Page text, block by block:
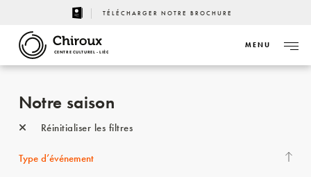
TÉLÉCHARGER NOTRE BROCHURE
CENTRE CULTUREL - LIÈGE
MENU
Notre saison
Réinitialiser les filtres
Type d’événement